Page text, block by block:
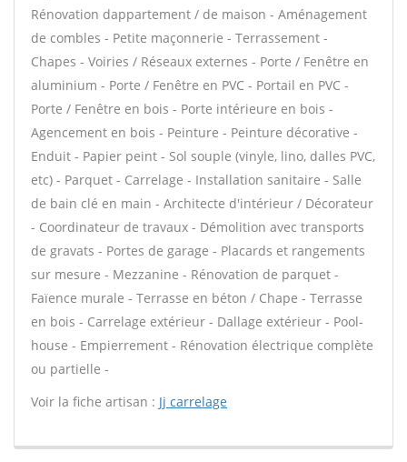
Rénovation dappartement / de maison - Aménagement
de combles - Petite maçonnerie - Terrassement -
Chapes - Voiries / Réseaux externes - Porte / Fenêtre en
aluminium - Porte / Fenêtre en PVC - Portail en PVC -
Porte / Fenêtre en bois - Porte intérieure en bois -
Agencement en bois - Peinture - Peinture décorative -
Enduit - Papier peint - Sol souple (vinyle, lino, dalles PVC,
etc) - Parquet - Carrelage - Installation sanitaire - Salle
de bain clé en main - Architecte d'intérieur / Décorateur
- Coordinateur de travaux - Démolition avec transports
de gravats - Portes de garage - Placards et rangements
sur mesure - Mezzanine - Rénovation de parquet -
Faïence murale - Terrasse en béton / Chape - Terrasse
en bois - Carrelage extérieur - Dallage extérieur - Pool-
house - Empierrement - Rénovation électrique complète
ou partielle -
Voir la fiche artisan : Jj carrelage